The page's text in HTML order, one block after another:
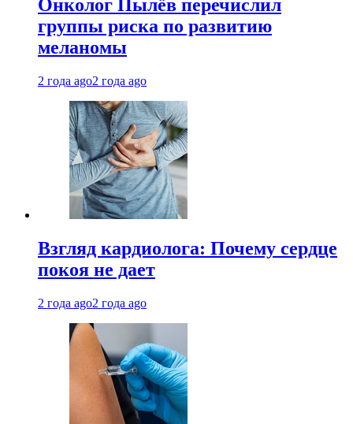
Онколог Пылёв перечислил
группы риска по развитию
меланомы
2 года ago2 года ago
Взгляд кардиолога: Почему сердце
покоя не дает
2 года ago2 года ago